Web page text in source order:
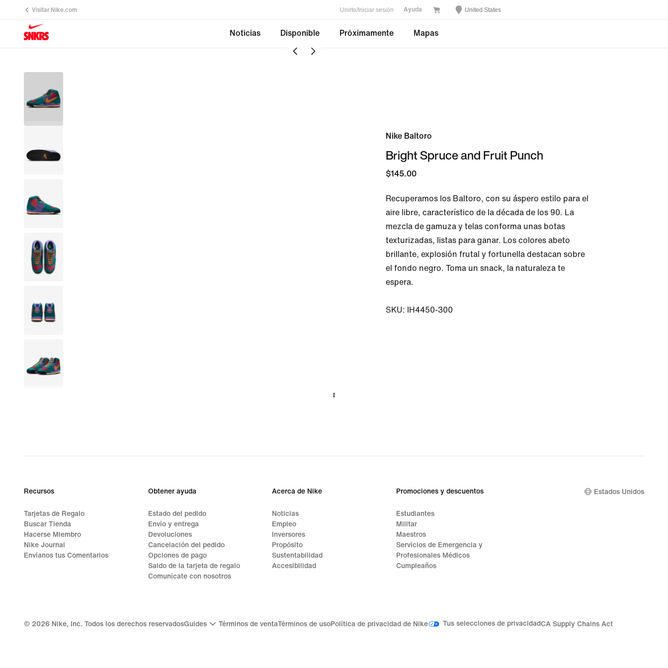
Visitar Nike.com Unirte/Iniciar sesión Ayuda United States
Noticias Disponible Próximamente Mapas
Nike Baltoro
Bright Spruce and Fruit Punch
$145.00
Recuperamos los Baltoro, con su áspero estilo para el
aire libre, característico de la década de los 90. La
mezcla de gamuza y telas conforma unas botas
texturizadas, listas para ganar. Los colores abeto
brillante, explosión frutal y fortunella destacan sobre
el fondo negro. Toma un snack, la naturaleza te
espera.
SKU: IH4450-300
Recursos
Tarjetas de Regalo
Buscar Tienda
Hacerse Miembro
Nike Journal
Envíanos tus Comentarios
Obtener ayuda
Estado del pedido
Envío y entrega
Devoluciones
Cancelación del pedido
Opciones de pago
Saldo de la tarjeta de regalo
Comunícate con nosotros
Acerca de Nike
Noticias
Empleo
Inversores
Propósito
Sustentabilidad
Accesibilidad
Promociones y descuentos
Estudiantes
Militar
Maestros
Servicios de Emergencia y
Profesionales Médicos
Cumpleaños
Estados Unidos
© 2026 Nike, Inc. Todos los derechos reservadosGuides Términos de ventaTérminos de usoPolítica de privacidad de Nike Tus selecciones de privacidadCA Supply Chains Act